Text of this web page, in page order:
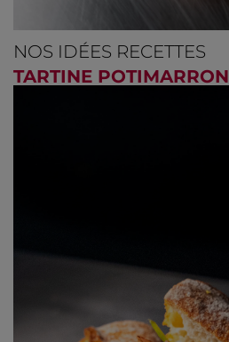
NOS IDÉES RECETTES
TARTINE POTIMARRON